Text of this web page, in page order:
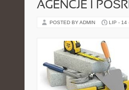
AGENCJE I
POSTED BY ADMIN LIP - 14